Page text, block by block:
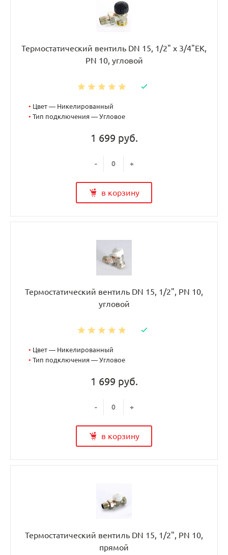
Термостатический вентиль DN 15, 1/2" х 3/4"EK,
PN 10, угловой
• Цвет — Никелированный
• Тип подключения — Угловое
1 699 руб.
- +
в корзину
Термостатический вентиль DN 15, 1/2", PN 10,
угловой
• Цвет — Никелированный
• Тип подключения — Угловое
1 699 руб.
- +
в корзину
Термостатический вентиль DN 15, 1/2", PN 10,
прямой